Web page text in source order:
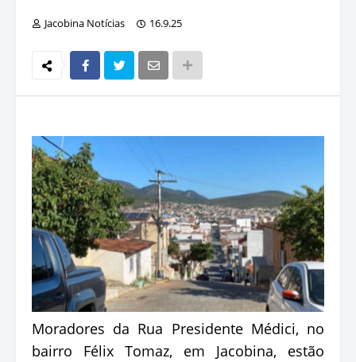
Jacobina Notícias 16.9.25
Moradores da Rua Presidente Médici, no
bairro Félix Tomaz, em Jacobina, estão